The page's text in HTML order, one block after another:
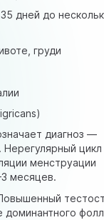
дней до
груди
диагноз —
цикл
менструации
месяцев.
доминантного